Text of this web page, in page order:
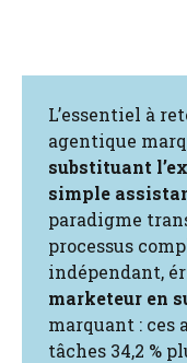
L’essentiel à
agentique
substituant
simple
paradigme
processus
indépendant,
marketeur en
marquant : ces
tâches 34,2 %